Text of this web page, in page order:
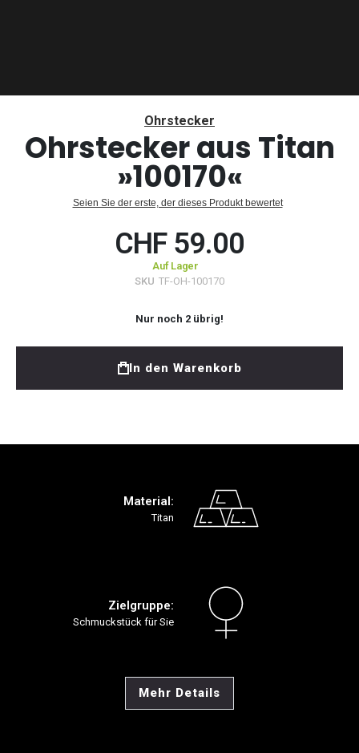
Bildergalerie
Ohrstecker
Ohrstecker aus Titan
»100170«
Seien Sie der erste, der dieses Produkt bewertet
CHF 59.00
Auf Lager
SKU TF-OH-100170
Nur noch 2 übrig!
In den Warenkorb
Material:
Titan
Zielgruppe:
Schmuckstück für Sie
Mehr Details